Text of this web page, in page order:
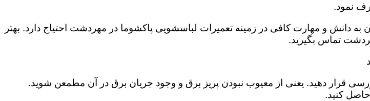
نمود.
دانش و مهارت کافی در زمینه تعمیرات لباسشویی پاکشوما در مهردشت احتیاج دارد. بهتر
تماس بگیرید.
قرار دهید. یعنی از معیوب نبودن پریز برق و وجود جریان برق در آن مطمعن شوید.
کنید.